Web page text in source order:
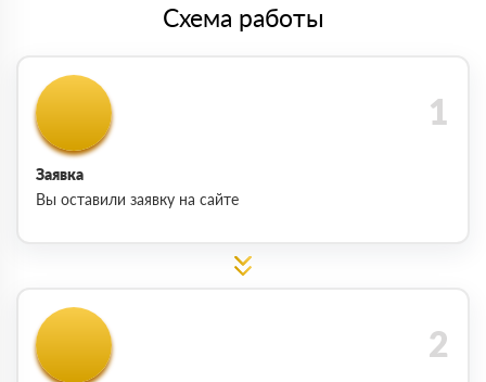
Схема работы
Заявка
Вы оставили заявку на сайте